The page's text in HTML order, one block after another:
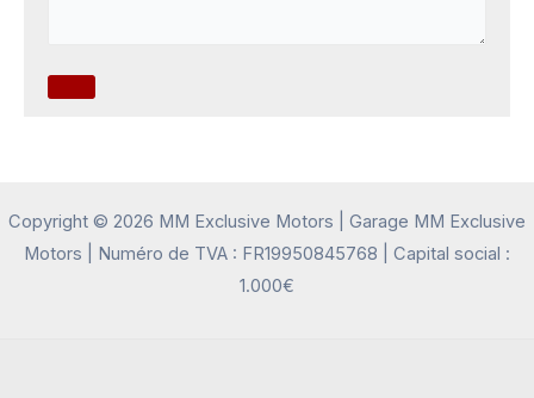
Copyright © 2026 MM Exclusive Motors | Garage MM Exclusive
Motors | Numéro de TVA : FR19950845768 | Capital social :
1.000€